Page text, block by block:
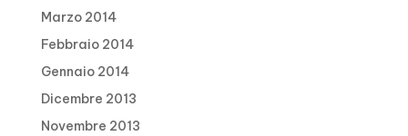
Marzo 2014
Febbraio 2014
Gennaio 2014
Dicembre 2013
Novembre 2013